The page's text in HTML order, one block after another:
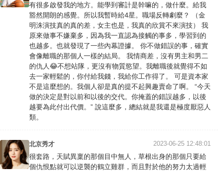
有很多啟發我的地方。能學到審計是幹嘛的，做什麼。給我
豁然開朗的感覺。所以我暫時給4星。職場反轉劇麼？ （金
明洙演技真的真的差，女主也是，我真的欣賞不來演技） 我
原來做事不嫌棄多，因為我一直認為接觸的事多，學習到的
也越多。也就發現了一些內幕證據。 你不做錯誤的事，確實
會像離職的那個人一樣的結局。 我情商差，沒有男主和男二
的仇人😂不想站隊，更沒有物質慾望。我離職後就覺得不如
去一家輕鬆的，你付給我錢，我給你工作得了。 可是資本家
不是這麼想的。我個人卻是真的提不起興趣賣命了啊。 “今天
做的決定是對以前和以後的交代。你掩蓋的錯誤越多，以後
越要為此付出代價。” 說這麼多，總結就是我還是極度厭惡人
類。
北京秀才 2023-06-25 12:48:01
很套路，天賦異稟的那個目中無人，草根出身的那個只要給
個仇恨點就可以逆襲的鶴立雞群，而且對於他的努力太過輕